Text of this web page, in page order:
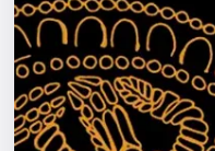
Квесты
Экскурсии
Спорт